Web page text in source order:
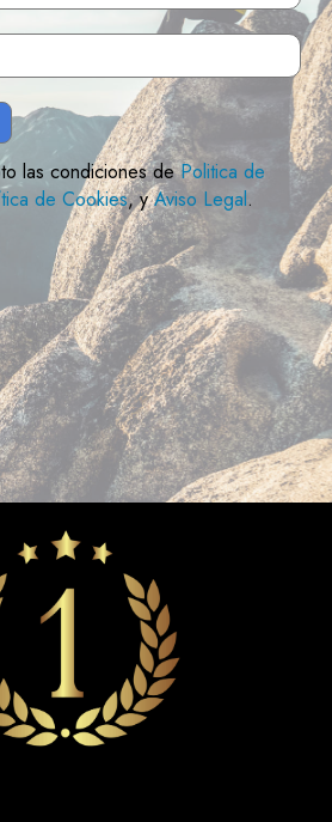
las condiciones dePolitica de
de Cookies, yAviso Legal.